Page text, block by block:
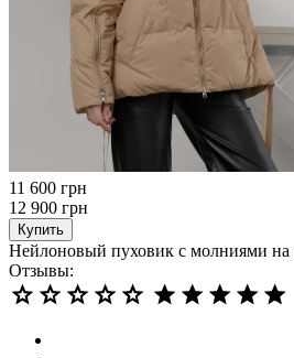
11 600 грн
12 900 грн
Купить
Нейлоновый пуховик с молниями на
Отзывы: